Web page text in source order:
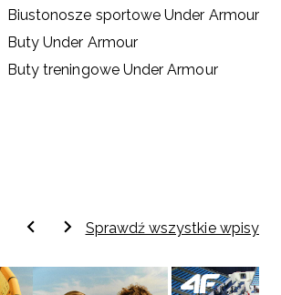
Biustonosze sportowe Under Armour
Buty Under Armour
Buty treningowe Under Armour
Sprawdź wszystkie wpisy